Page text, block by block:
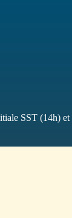
SST (14h)